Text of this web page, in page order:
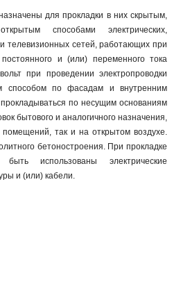
для прокладки в них скрытым,
способами электрических,
телевизионных сетей, работающих при
и (или) переменного тока
при проведении электропроводки
способом по фасадам и внутренним
по несущим основаниям
бытового и аналогичного назначения,
помещений, так и на открытом воздухе.
бетоностроения. При прокладке
использованы электрические
и (или) кабели.